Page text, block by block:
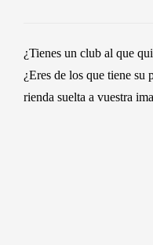
¿Tienes un club al que
¿Eres de los que tiene su
rienda suelta a vuestra